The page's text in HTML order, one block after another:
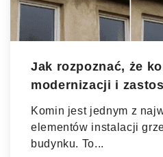
Jak rozpoznać, że
modernizacji i
Komin jest jednym z
elementów instalacji
budynku. To...